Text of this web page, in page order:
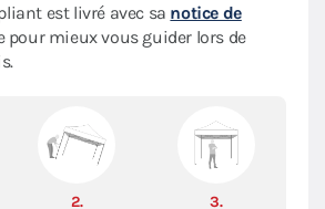
est livré avec sa notice de
pour mieux vous guider lors de
2.
3.